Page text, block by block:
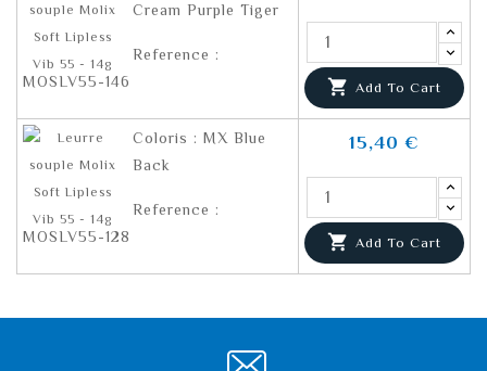
Cream Purple Tiger
Reference :
MOSLV55-146
 Add To Cart
Coloris : MX Blue
Back
Reference :
MOSLV55-128
15,40 €
 Add To Cart